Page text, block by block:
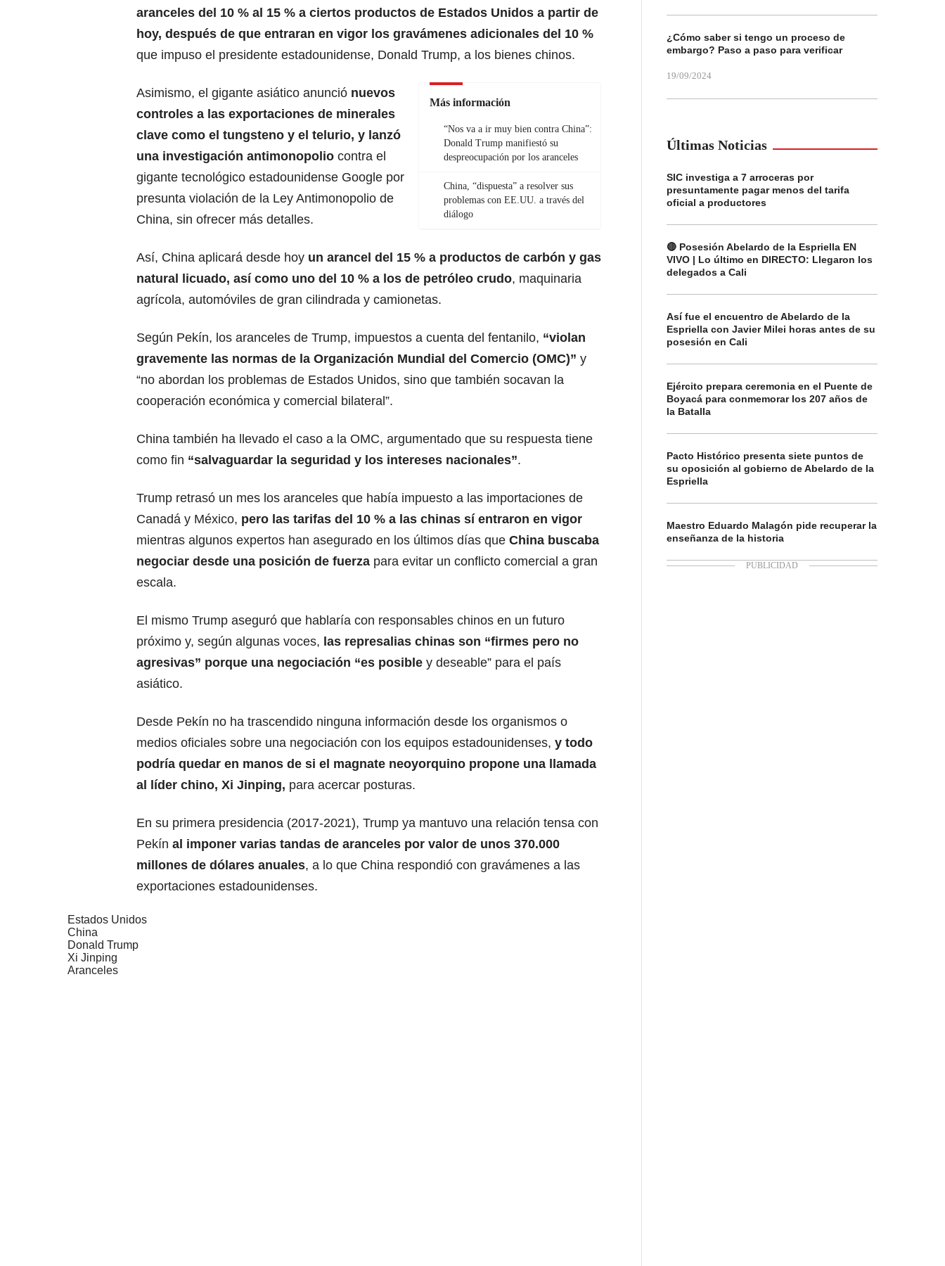
aranceles del 10 % al 15 % a ciertos productos de Estados Unidos a partir de
hoy, después de que entraran en vigor los gravámenes adicionales del 10 %
que impuso el presidente estadounidense, Donald Trump, a los bienes chinos.
Más información
“Nos va a ir muy bien contra China”:
Donald Trump manifiestó su
despreocupación por los aranceles
China, “dispuesta” a resolver sus
problemas con EE.UU. a través del
diálogo
Asimismo, el gigante asiático anunció nuevos
controles a las exportaciones de minerales
clave como el tungsteno y el telurio, y lanzó
una investigación antimonopolio contra el
gigante tecnológico estadounidense Google por
presunta violación de la Ley Antimonopolio de
China, sin ofrecer más detalles.
Así, China aplicará desde hoy un arancel del 15 % a productos de carbón y gas
natural licuado, así como uno del 10 % a los de petróleo crudo, maquinaria
agrícola, automóviles de gran cilindrada y camionetas.
Según Pekín, los aranceles de Trump, impuestos a cuenta del fentanilo, “violan
gravemente las normas de la Organización Mundial del Comercio (OMC)” y
“no abordan los problemas de Estados Unidos, sino que también socavan la
cooperación económica y comercial bilateral”.
China también ha llevado el caso a la OMC, argumentado que su respuesta tiene
como fin “salvaguardar la seguridad y los intereses nacionales”.
Trump retrasó un mes los aranceles que había impuesto a las importaciones de
Canadá y México, pero las tarifas del 10 % a las chinas sí entraron en vigor
mientras algunos expertos han asegurado en los últimos días que China buscaba
negociar desde una posición de fuerza para evitar un conflicto comercial a gran
escala.
El mismo Trump aseguró que hablaría con responsables chinos en un futuro
próximo y, según algunas voces, las represalias chinas son “firmes pero no
agresivas” porque una negociación “es posible y deseable” para el país
asiático.
Desde Pekín no ha trascendido ninguna información desde los organismos o
medios oficiales sobre una negociación con los equipos estadounidenses, y todo
podría quedar en manos de si el magnate neoyorquino propone una llamada
al líder chino, Xi Jinping, para acercar posturas.
En su primera presidencia (2017-2021), Trump ya mantuvo una relación tensa con
Pekín al imponer varias tandas de aranceles por valor de unos 370.000
millones de dólares anuales, a lo que China respondió con gravámenes a las
exportaciones estadounidenses.
Estados Unidos
China
Donald Trump
Xi Jinping
Aranceles
¿Cómo saber si tengo un proceso de
embargo? Paso a paso para verificar
19/09/2024
Últimas Noticias
SIC investiga a 7 arroceras por
presuntamente pagar menos del tarifa
oficial a productores
🔴 Posesión Abelardo de la Espriella EN
VIVO | Lo último en DIRECTO: Llegaron los
delegados a Cali
Así fue el encuentro de Abelardo de la
Espriella con Javier Milei horas antes de su
posesión en Cali
Ejército prepara ceremonia en el Puente de
Boyacá para conmemorar los 207 años de
la Batalla
Pacto Histórico presenta siete puntos de
su oposición al gobierno de Abelardo de la
Espriella
Maestro Eduardo Malagón pide recuperar la
enseñanza de la historia